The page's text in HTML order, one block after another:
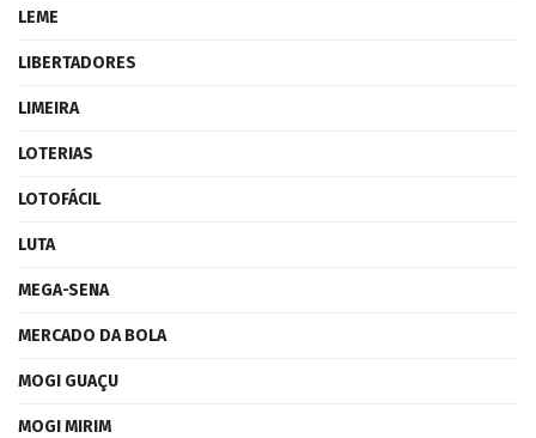
LEME
LIBERTADORES
LIMEIRA
LOTERIAS
LOTOFÁCIL
LUTA
MEGA-SENA
MERCADO DA BOLA
MOGI GUAÇU
MOGI MIRIM